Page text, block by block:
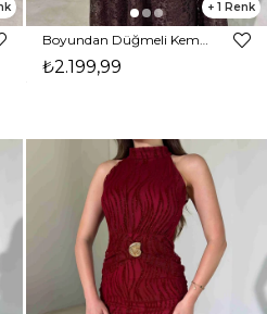
1
₺2.199,99